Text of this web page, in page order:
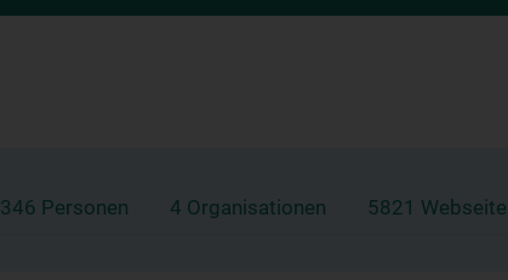
346 Personen 4 Organisationen 5821